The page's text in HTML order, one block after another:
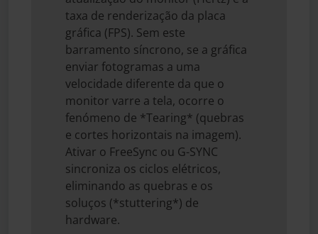
taxa de renderização da placa
gráfica (FPS). Sem este
barramento síncrono, se a gráfica
enviar fotogramas a uma
velocidade diferente da que o
monitor varre a tela, ocorre o
fenómeno de *Tearing* (quebras
e cortes horizontais na imagem).
Ativar o FreeSync ou G-SYNC
sincroniza os ciclos elétricos,
eliminando as quebras e os
soluços (*stuttering*) de
hardware.